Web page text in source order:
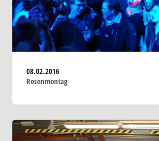
08.02.2016
Rosenmontag